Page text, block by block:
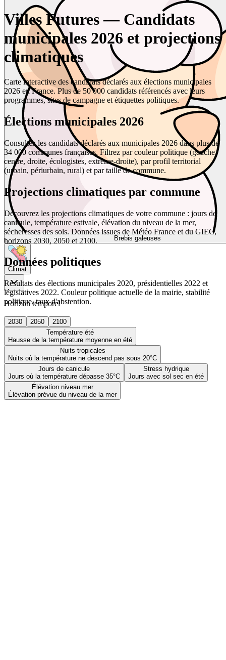
Brebis galeuses
Climat
Horizon temporel
2030 2050
2100
Température été
Hausse de la température moyenne en été
Nuits tropicales
Nuits où la température ne descend pas sous 20°C
Jours de canicule
Jours où la température dépasse 35°C
Stress hydrique
Jours avec sol sec en été
Élévation niveau mer
Élévation prévue du niveau de la mer
Villes Futures — Candidats
municipales 2026 et projections
climatiques
Carte interactive des candidats déclarés aux élections municipales
2026 en France. Plus de 50 000 candidats référencés avec leurs
programmes, sites de campagne et étiquettes politiques.
Élections municipales 2026
Consultez les candidats déclarés aux municipales 2026 dans plus de
34 000 communes françaises. Filtrez par couleur politique (gauche,
centre, droite, écologistes, extrême-droite), par profil territorial
(urbain, périurbain, rural) et par taille de commune.
Projections climatiques par commune
Découvrez les projections climatiques de votre commune : jours de
canicule, température estivale, élévation du niveau de la mer,
sécheresses des sols. Données issues de Météo France et du GIEC,
horizons 2030, 2050 et 2100.
Données politiques
Résultats des élections municipales 2020, présidentielles 2022 et
législatives 2022. Couleur politique actuelle de la mairie, stabilité
politique, taux d'abstention.